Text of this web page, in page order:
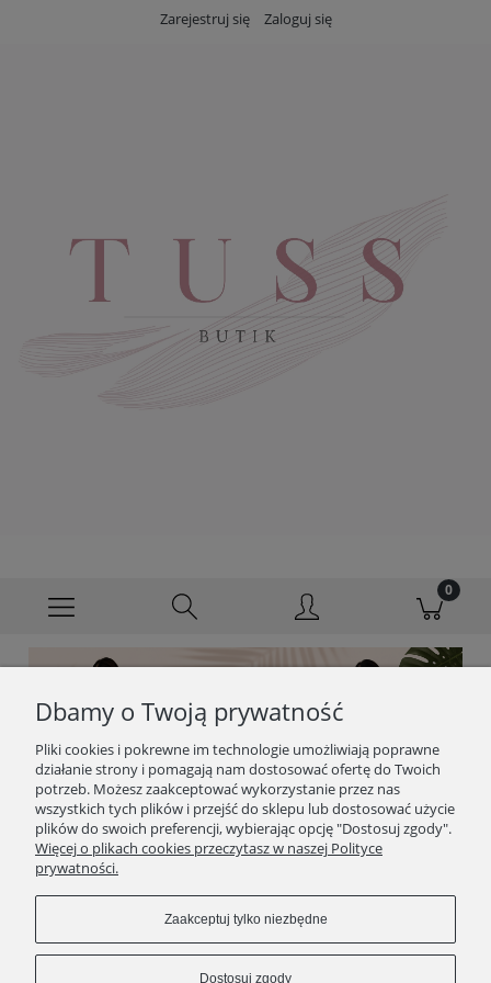
Zarejestruj się Zaloguj się
Dbamy o Twoją prywatność
Pliki cookies i pokrewne im technologie umożliwiają poprawne
działanie strony i pomagają nam dostosować ofertę do Twoich
potrzeb. Możesz zaakceptować wykorzystanie przez nas
wszystkich tych plików i przejść do sklepu lub dostosować użycie
plików do swoich preferencji, wybierając opcję "Dostosuj zgody".
Więcej o plikach cookies przeczytasz w naszej Polityce
prywatności.
Zaakceptuj tylko niezbędne
Dostosuj zgody